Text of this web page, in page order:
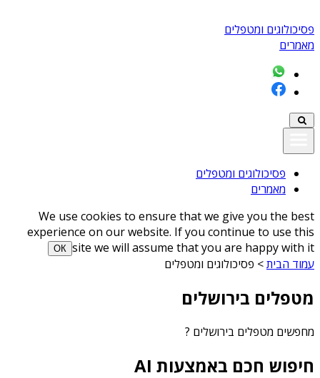
פסיכולוגים ומטפלים
מאמרים
פסיכולוגים ומטפלים
מאמרים
We use cookies to ensure that we give you the best
experience on our website. If you continue to use this
site we will assume that you are happy with it
ОК
עמוד הבית> פסיכולוגים ומטפלים
מטפלים בירושלים
מחפשים מטפלים בירושלים ?
חיפוש חכם באמצעות AI